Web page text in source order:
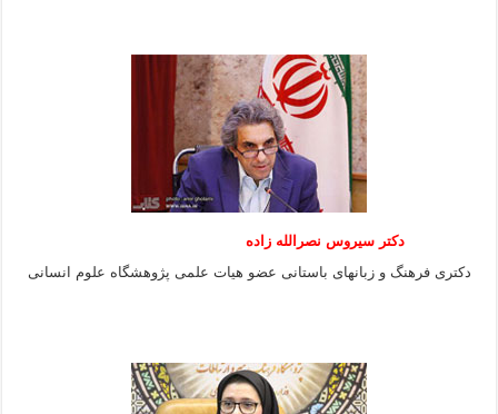
دکتر سیروس نصرالله زاده
دکتری فرهنگ و زبانهای باستانی عضو هیات علمی پژوهشگاه علوم انسانی